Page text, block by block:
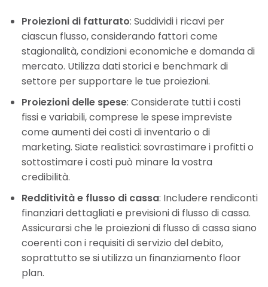
Proiezioni di fatturato: Suddividi i ricavi per
ciascun flusso, considerando fattori come
stagionalità, condizioni economiche e domanda di
mercato. Utilizza dati storici e benchmark di
settore per supportare le tue proiezioni.
Proiezioni delle spese: Considerate tutti i costi
fissi e variabili, comprese le spese impreviste
come aumenti dei costi di inventario o di
marketing. Siate realistici: sovrastimare i profitti o
sottostimare i costi può minare la vostra
credibilità.
Redditività e flusso di cassa: Includere rendiconti
finanziari dettagliati e previsioni di flusso di cassa.
Assicurarsi che le proiezioni di flusso di cassa siano
coerenti con i requisiti di servizio del debito,
soprattutto se si utilizza un finanziamento floor
plan.